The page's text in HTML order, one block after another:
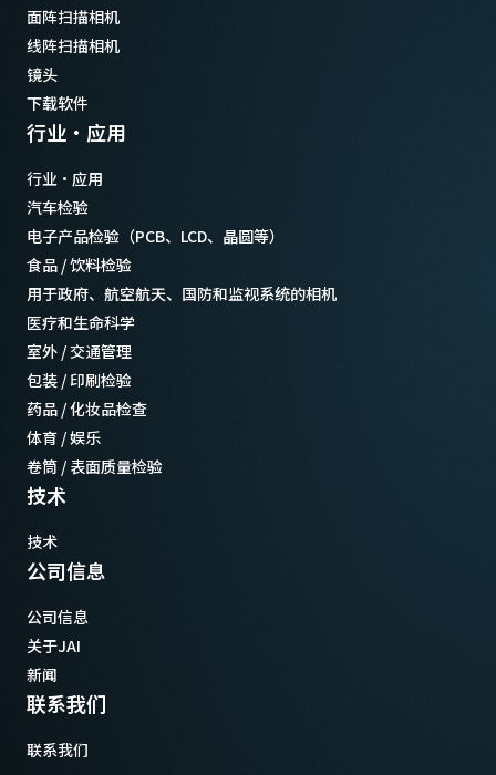
面阵扫描相机
线阵扫描相机
镜头
下载软件
行业·应用
行业·应用
汽车检验
电子产品检验（PCB、LCD、晶圆等）
食品 / 饮料检验
用于政府、航空航天、国防和监视系统的相机
医疗和生命科学
室外 / 交通管理
包装 / 印刷检验
药品 / 化妆品检查
体育 / 娱乐
卷筒 / 表面质量检验
技术
技术
公司信息
公司信息
关于JAI
新闻
联系我们
联系我们